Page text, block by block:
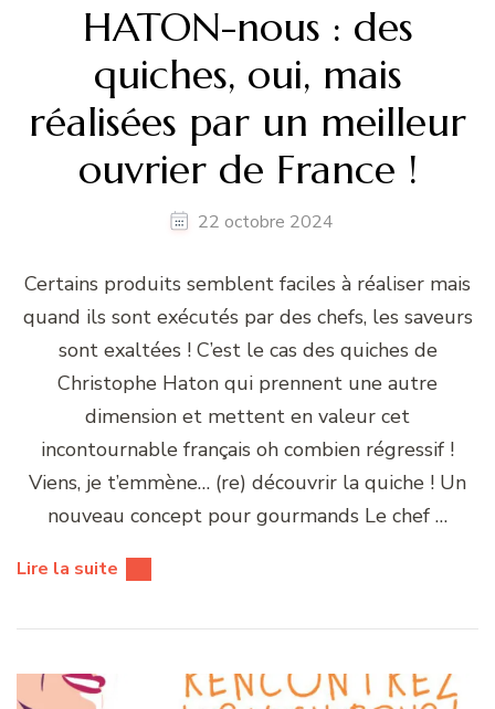
HATON-nous : des
quiches, oui, mais
réalisées par un meilleur
ouvrier de France !
22 octobre 2024
Certains produits semblent faciles à réaliser mais
quand ils sont exécutés par des chefs, les saveurs
sont exaltées ! C’est le cas des quiches de
Christophe Haton qui prennent une autre
dimension et mettent en valeur cet
incontournable français oh combien régressif !
Viens, je t’emmène… (re) découvrir la quiche ! Un
nouveau concept pour gourmands Le chef …
Lire la suite